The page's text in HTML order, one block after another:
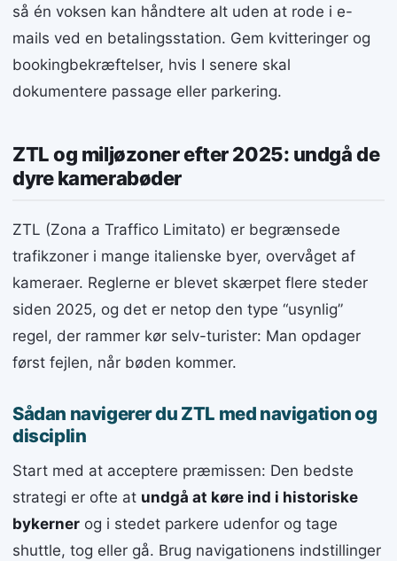
så én voksen kan håndtere alt uden at rode i e-
mails ved en betalingsstation. Gem kvitteringer og
bookingbekræftelser, hvis I senere skal
dokumentere passage eller parkering.
ZTL og miljøzoner efter 2025: undgå de
dyre kamerabøder
ZTL (Zona a Traffico Limitato) er begrænsede
trafikzoner i mange italienske byer, overvåget af
kameraer. Reglerne er blevet skærpet flere steder
siden 2025, og det er netop den type “usynlig”
regel, der rammer kør selv-turister: Man opdager
først fejlen, når bøden kommer.
Sådan navigerer du ZTL med navigation og
disciplin
Start med at acceptere præmissen: Den bedste
strategi er ofte at undgå at køre ind i historiske
bykerner og i stedet parkere udenfor og tage
shuttle, tog eller gå. Brug navigationens indstillinger